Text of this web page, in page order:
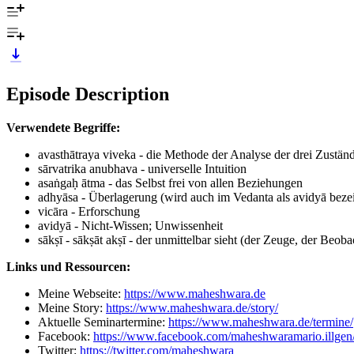
Episode Description
Verwendete Begriffe:
avasthātraya viveka - die Methode der Analyse der drei
sārvatrika anubhava - universelle Intuition
asaṅgaḥ ātma - das Selbst frei von allen Beziehungen
adhyāsa - Überlagerung (wird auch im Vedanta als avidyā
vicāra - Erforschung
avidyā - Nicht-Wissen; Unwissenheit
sākṣī - sākṣāt akṣī - der unmittelbar sieht (der Zeuge, der
Links und Ressourcen:
Meine Webseite: https://www.maheshwara.de
Meine Story: https://www.maheshwara.de/story/
Aktuelle Seminartermine: https://www.maheshwara.de/termine/
Facebook: https://www.facebook.com/
Twitter: https://twitter.com/maheshwara